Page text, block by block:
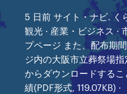
5 日前 サイト・ナビ. く
観光 · 産業・ビジネス ·
プページ また、配布期
ジ内の大阪市立葬祭場
からダウンロードする
績(PDF形式, 119.07KB)